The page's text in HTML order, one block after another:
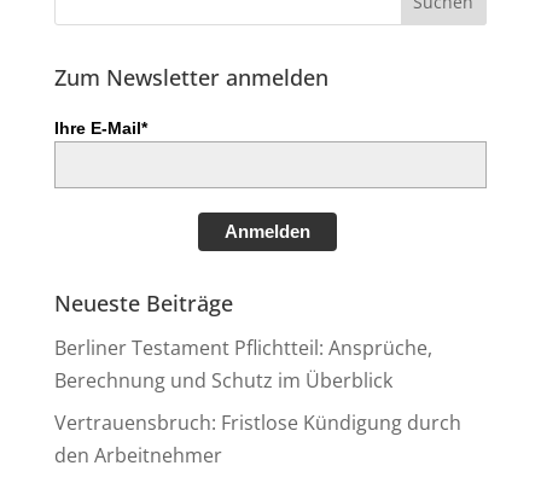
Zum Newsletter anmelden
Ihre E-Mail*
Anmelden
Neueste Beiträge
Berliner Testament Pflichtteil: Ansprüche,
Berechnung und Schutz im Überblick
Vertrauensbruch: Fristlose Kündigung durch
den Arbeitnehmer